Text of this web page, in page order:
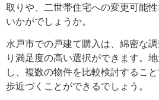
取りや、二世帯住宅への変更可能
いかがでしょうか。
水戸市での戸建て購入は、綿密な
り満足度の高い選択ができます。
し、複数の物件を比較検討するこ
歩近づくことができるでしょう。